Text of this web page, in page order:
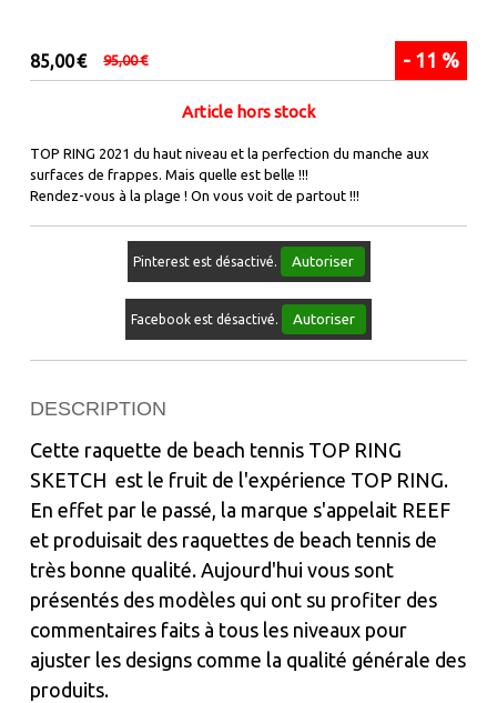
- 11 %
85,00€ 95,00€
Article hors stock
TOP RING 2021 du haut niveau et la perfection du manche aux
surfaces de frappes. Mais quelle est belle !!!
Rendez-vous à la plage ! On vous voit de partout !!!
Pinterest est désactivé. Autoriser
Facebook est désactivé. Autoriser
DESCRIPTION
Cette raquette de beach tennis TOP RING
SKETCH est le fruit de l'expérience TOP RING.
En effet par le passé, la marque s'appelait REEF
et produisait des raquettes de beach tennis de
très bonne qualité. Aujourd'hui vous sont
présentés des modèles qui ont su profiter des
commentaires faits à tous les niveaux pour
ajuster les designs comme la qualité générale des
produits.